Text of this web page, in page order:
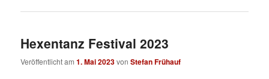
Hexentanz Festival 2023
Veröffentlicht am1. Mai 2023vonStefan Frühauf